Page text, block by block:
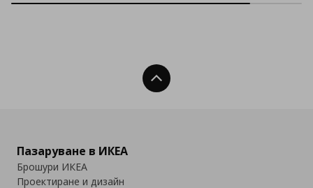
Нагоре
Пазаруване в ИКЕА
Брошури ИКЕА
Проектиране и дизайн